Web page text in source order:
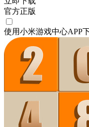
官方正版
使用小米游戏中心APP